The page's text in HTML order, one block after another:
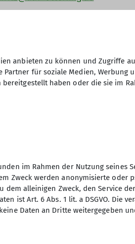
anbieten zu können und Zugriffe
für soziale Medien, Werbung
haben oder die sie im
im Rahmen der Nutzung seines
Zweck werden anonymisierte oder
alleinigen Zweck, den Service
ist Art. 6 Abs. 1 lit. a DSGVO. Die
Daten an Dritte weitergegeben